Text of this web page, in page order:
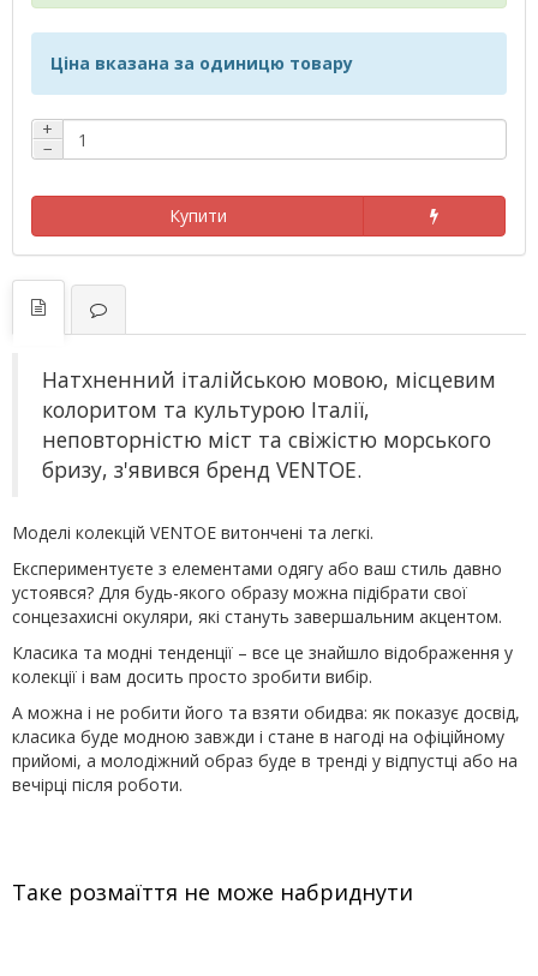
Ціна вказана за одиницю товару
+
−
Купити
Натхненний італійською мовою, місцевим
колоритом та культурою Італії,
неповторністю міст та свіжістю морського
бризу, з'явився бренд VENTOE.
Моделі колекцій VENTOE витончені та легкі.
Експериментуєте з елементами одягу або ваш стиль давно
устоявся? Для будь-якого образу можна підібрати свої
сонцезахисні окуляри, які стануть завершальним акцентом.
Класика та модні тенденції – все це знайшло відображення у
колекції і вам досить просто зробити вибір.
А можна і не робити його та взяти обидва: як показує досвід,
класика буде модною завжди і стане в нагоді на офіційному
прийомі, а молодіжний образ буде в тренді у відпустці або на
вечірці після роботи.
Таке розмаїття не може набриднути